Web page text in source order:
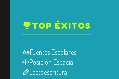
TOP ÉXITOS
Fuentes Escolares
Posición Espacial
Lectoescritura